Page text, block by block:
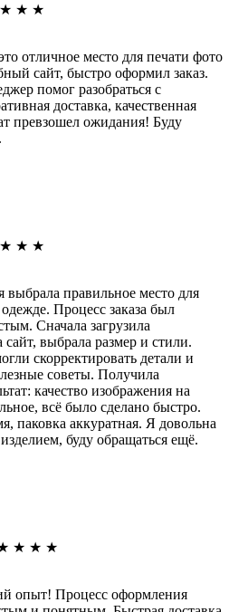
★ ★ ★
отличное место для печати фото
сайт, быстро оформил заказ.
помог разобраться с
доставка, качественная
превзошел ожидания! Буду
★ ★ ★
выбрала правильное место для
Процесс заказа был
Сначала загрузила
выбрала размер и стили.
скорректировать детали и
советы. Получила
качество изображения на
всё было сделано быстро.
паковка аккуратная. Я довольна
буду обращаться ещё.
★ ★ ★
опыт! Процесс оформления